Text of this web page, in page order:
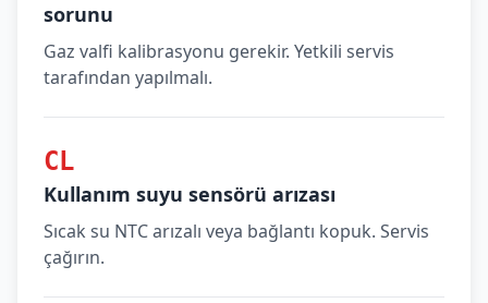
sorunu
Gaz valfi kalibrasyonu gerekir. Yetkili servis
tarafından yapılmalı.
CL
Kullanım suyu sensörü arızası
Sıcak su NTC arızalı veya bağlantı kopuk. Servis
çağırın.